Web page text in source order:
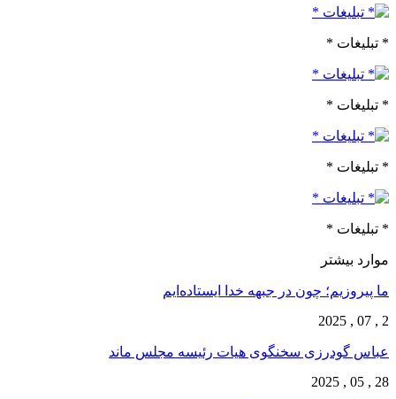
* تبلیغات *
* تبلیغات *
* تبلیغات *
* تبلیغات *
موارد بیشتر
ما پیروزیم؛ چون در جبهه خدا ایستاده‌ایم
2 , 07 , 2025
عباس گودرزی سخنگوی هیات رئیسه مجلس ماند
28 , 05 , 2025